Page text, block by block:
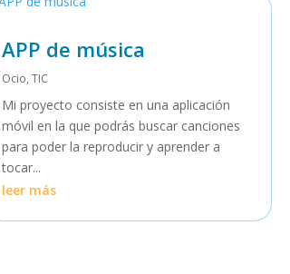
APP de música
Ocio, TIC
Mi proyecto consiste en una aplicación
móvil en la que podrás buscar canciones
para poder la reproducir y aprender a
tocar...
leer más